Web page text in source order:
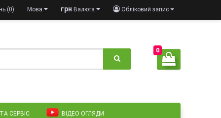
Обліковий запис
грн Валюта
Мова
(0)
0
СЕРВІС ВІДЕО ОГЛЯДИ